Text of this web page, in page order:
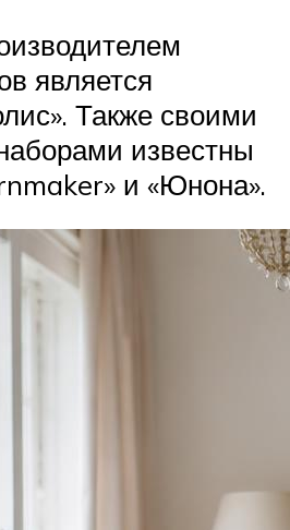
является
Также своими
известны
и «Юнона».